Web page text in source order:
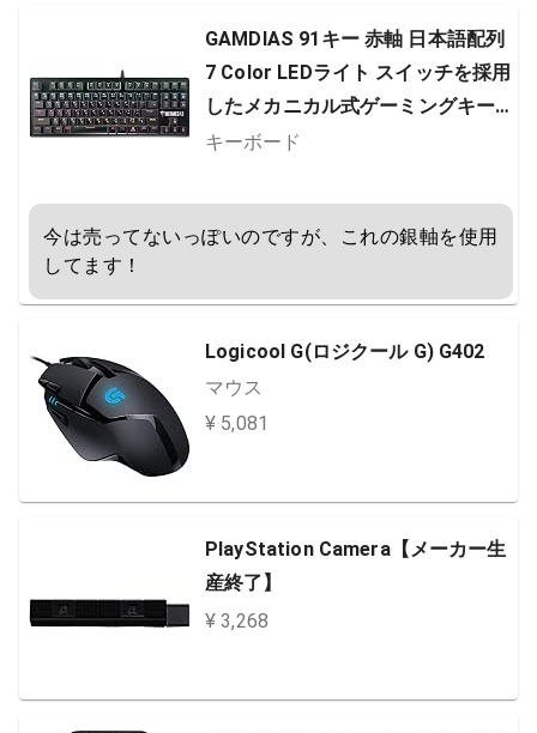
GAMDIAS 91キー 赤軸 日本語配列
7 Color LEDライト スイッチを採用
したメカニカル式ゲーミングキー
ボード (HERMES E2) 16759-28000
キーボード
今は売ってないっぽいのですが、これの銀軸を使用
してます！
Logicool G(ロジクール G) G402
マウス
¥ 5,081
PlayStation Camera【メーカー生
産終了】
¥ 3,268